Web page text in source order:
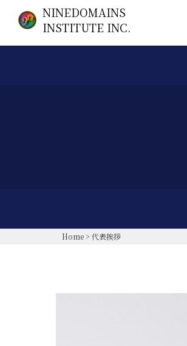
NINEDOMAINS
INSTITUTE INC.
Home> 代表挨拶